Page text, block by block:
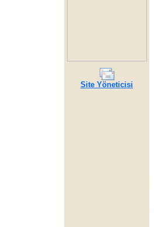
Site Yöneticisi